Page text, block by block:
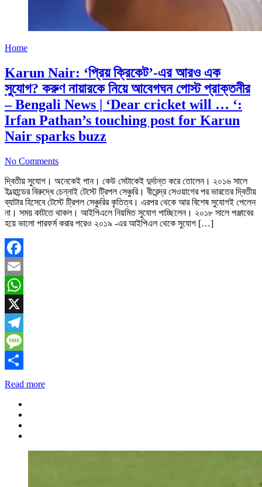
Home
Karun Nair: ‘প্রিয় ক্রিকেট’-এর আরও এক
সুযোগ? করুণ নায়ারকে নিয়ে আবেগঘন পোস্ট প্রাক্তনীর
– Bengali News | ‘Dear cricket will … ‘:
Irfan Pathan’s touching post for Karun
Nair sparks buzz
No Comments
দ্বিতীয় সুযোগ। অনেকেই পান। কেউ সেটাকেই দুর্দান্ত করে তোলেন। ২০১৬ সালে
ইংল্য়ান্ডের বিরুদ্ধে চেন্নাই টেস্টে ট্রিপল সেঞ্চুরি। বীরেন্দ্র সেওয়াগের পর ভারতের দ্বিতীয়
ব্যাটার হিসেবে টেস্টে ট্রিপল সেঞ্চুরির কৃতিত্ব। এরপর থেকে আর বিশেষ সুযোগই পেলেন
না। সময় কাটতে থাকল। আইপিএলে নিয়মিত সুযোগ পাচ্ছিলেন। ২০১৮ সালে পঞ্জাবের
হয়ে ভালো পারফর্ম করার পরেও ২০১৯ -এর আইপিএল থেকে সুযোগ […]
Facebook
Email
WhatsApp
X
Telegram
Message
Share
Read more